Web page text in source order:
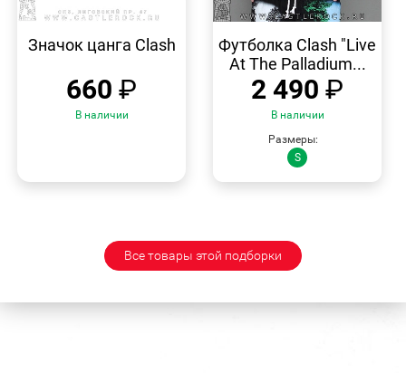
ПРОСМОТР
Значок цанга Clash
660 ₽
В наличии
ПРОСМОТР
Футболка Clash "Live
At The Palladium...
2 490 ₽
В наличии
Размеры:
S
Все товары этой подборки